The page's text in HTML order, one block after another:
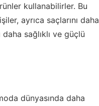
kullanabilirler. Bu
ayrıca saçlarını daha
sağlıklı ve güçlü
dünyasında daha